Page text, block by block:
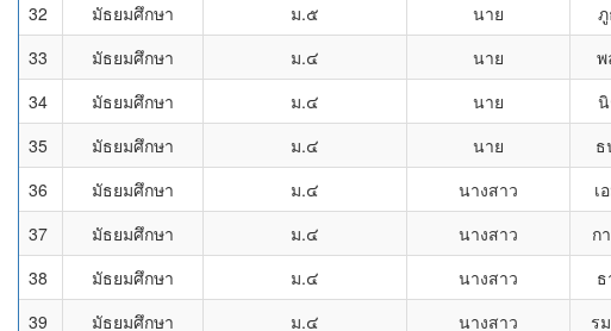
32
มัธยมศึกษา ม.๕ นาย
33
มัธยมศึกษา ม.๔ นาย พ
34
มัธยมศึกษา ม.๔ นาย
35
มัธยมศึกษา ม.๔ นาย ธ
36
มัธยมศึกษา ม.๔ นางสาว เ
37
มัธยมศึกษา ม.๔ นางสาว ก
38
มัธยมศึกษา ม.๔ นางสาว
39
มัธยมศึกษา ม.๔ นางสาว ร